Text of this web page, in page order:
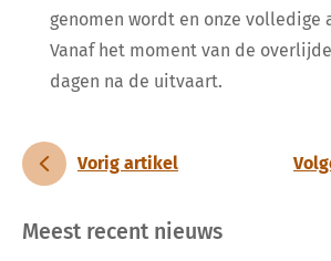
genomen wordt en onze volledige
Vanaf het moment van de
dagen na de uitvaart.
Vorig artikel
Meest recent nieuws